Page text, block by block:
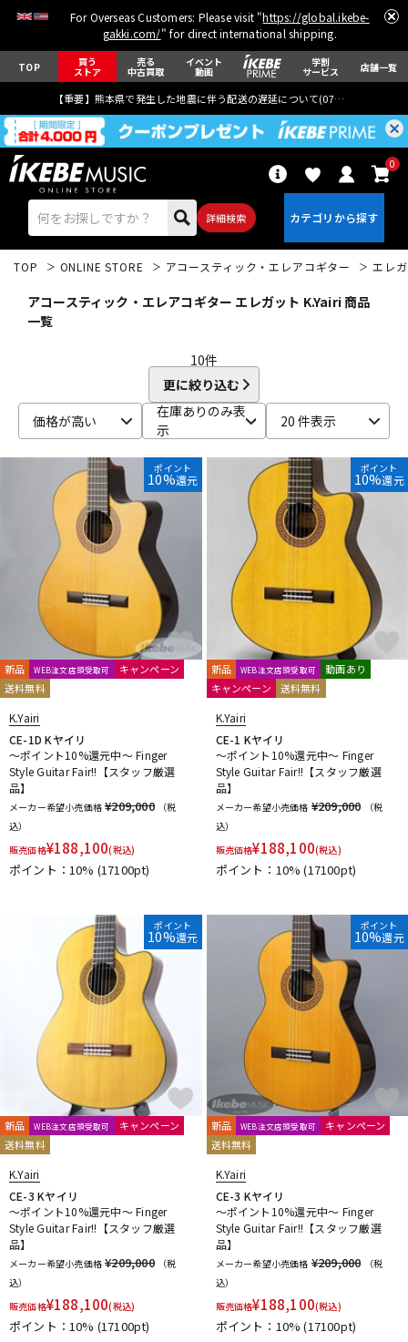
For Overseas Customers: Please visit "https://global.ikebe-
gakki.com/" for direct international shipping.
TOP 買う
ストア
売る
中古買取
イベント
動画
学割
サービス 店舗一覧
【重要】熊本県で発生した地震に伴う配送の遅延について(07月29日
詳細検索
0
ベース ウクレレ
ドラム パーカッション
エフェクター
DJ機器 DTM
中古 ヴィンテージ
TOP ONLINE STORE アコースティック・エレアコギター エレ
アコースティック・エレアコギター エレガット K.Yairi 商品
一覧
10件
更に絞り込む
価格が高い
在庫ありのみ表
示
20 件表示
ポイント
10%還元
新品 WEB注文店頭受取可
キャンペーン
送料無料
K.Yairi
CE-1D Kヤイリ
～ポイント10%還元中～ Finger
Style Guitar Fair!!【スタッフ厳選
品】
メーカー希望小売価格 ¥209,000
（税
込）
販売価格¥188,100(税込)
ポイント：10% (17100pt)
ポイント
10%還元
新品 WEB注文店頭受取可
動画あり
キャンペーン
送料無料
K.Yairi
CE-1 Kヤイリ
～ポイント10%還元中～ Finger
Style Guitar Fair!!【スタッフ厳選
品】
メーカー希望小売価格 ¥209,000
（税
込）
販売価格¥188,100(税込)
ポイント：10%(17100pt)
ポイント
10%還元
新品 WEB注文店頭受取可
キャンペーン
送料無料
K.Yairi
CE-3 Kヤイリ
～ポイント10%還元中～ Finger
Style Guitar Fair!!【スタッフ厳選
品】
メーカー希望小売価格 ¥209,000
（税
込）
販売価格¥188,100(税込)
ポイント：10% (17100pt)
ポイント
10%還元
新品 WEB注文店頭受取可
キャンペーン
送料無料
K.Yairi
CE-3 Kヤイリ
～ポイント10%還元中～ Finger
Style Guitar Fair!!【スタッフ厳選
品】
メーカー希望小売価格 ¥209,000
（税
込）
販売価格¥188,100(税込)
ポイント：10%(17100pt)